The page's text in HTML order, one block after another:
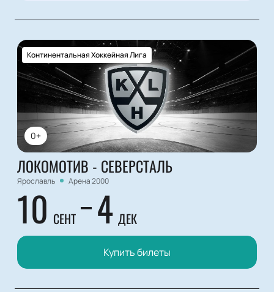
0+
Континентальная Хоккейная Лига
ЛОКОМОТИВ - СЕВЕРСТАЛЬ
Ярославль Арена 2000
10 СЕНТ 4 ДЕК
Купить билеты